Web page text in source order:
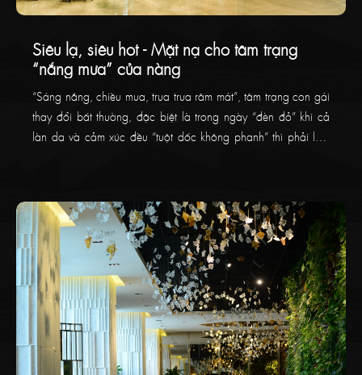
Siêu lạ, siêu hot - Mặt nạ cho tâm trạng
“nắng mưa” của nàng
“Sáng nắng, chiều mưa, trưa trưa râm mát”, tâm trạng con gái
thay đổi bất thường, đặc biệt là trong ngày “đèn đỏ” khi cả
làn da và cảm xúc đều “tuột dốc không phanh” thì phải làm